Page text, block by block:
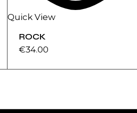
Quick View
ROCK
€34.00